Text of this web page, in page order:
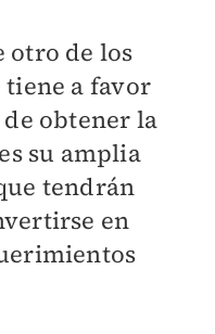
otro de los
a favor
obtener la
su amplia
tendrán
en